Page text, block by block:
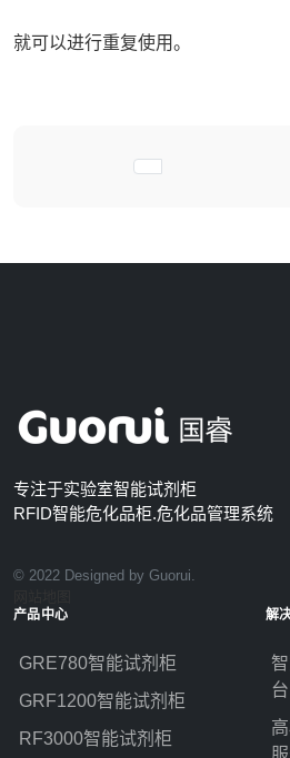
就可以进行重复使用。
上一篇文章: 智能
专注于实验室智能试剂柜
RFID智能危化品柜.危化品管理系统
© 2022 Designed by Guorui.
产品中心
GRE780智能试剂柜
GRF1200智能试剂柜
RF3000智能试剂柜
解
台